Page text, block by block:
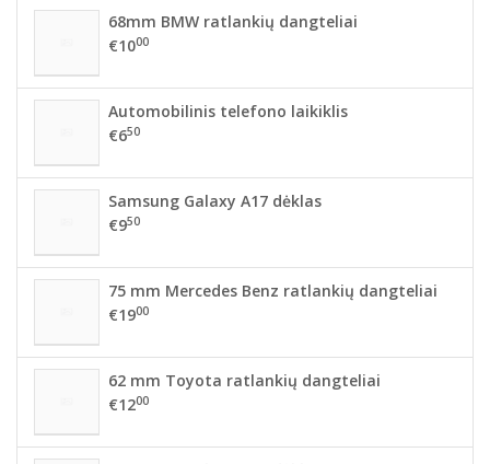
68mm BMW ratlankių dangteliai
€1000
Automobilinis telefono laikiklis
€650
Samsung Galaxy A17 dėklas
€950
75 mm Mercedes Benz ratlankių dangteliai
€1900
62 mm Toyota ratlankių dangteliai
€1200